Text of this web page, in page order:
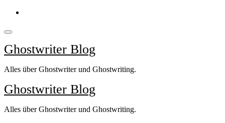
Springe
Inhalt
Ghostwriter Blog
Alles über Ghostwriter und Ghostwriting.
Ghostwriter Blog
Alles über Ghostwriter und Ghostwriting.